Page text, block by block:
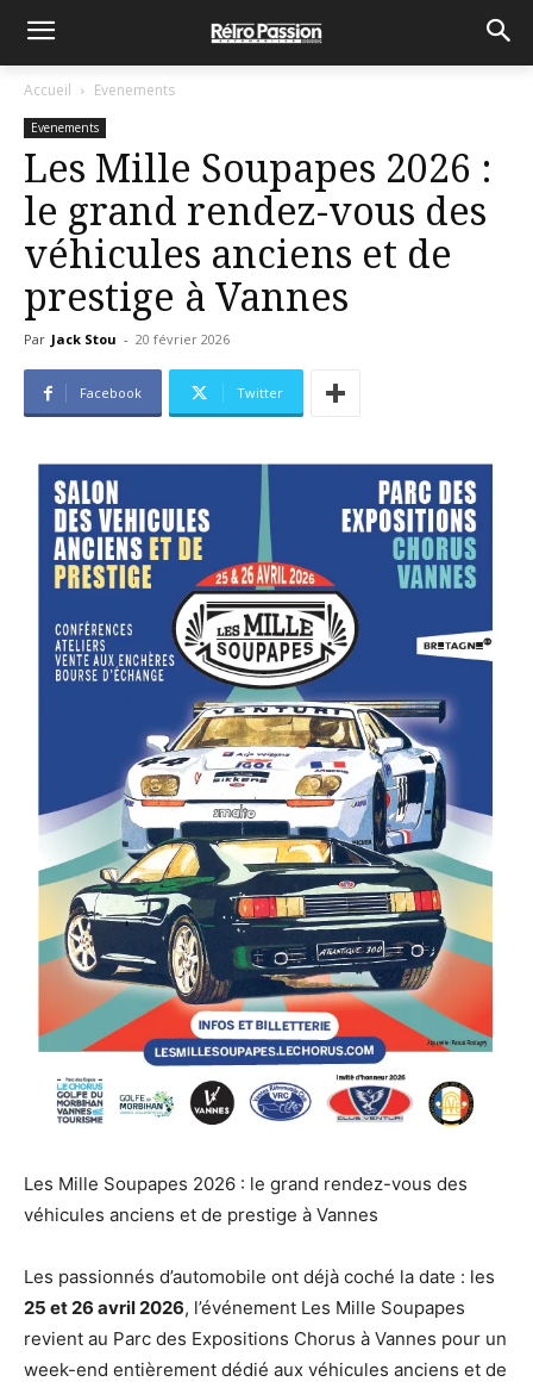
Accueil Evenements
Evenements
Les Mille Soupapes 2026 :
le grand rendez-vous des
véhicules anciens et de
prestige à Vannes
Par Jack Stou - 20 février 2026
Facebook Twitter
Les Mille Soupapes 2026 : le grand rendez-vous des
véhicules anciens et de prestige à Vannes
Les passionnés d’automobile ont déjà coché la date : les
25 et 26 avril 2026, l’événement Les Mille Soupapes
revient au Parc des Expositions Chorus à Vannes pour un
week-end entièrement dédié aux véhicules anciens et de